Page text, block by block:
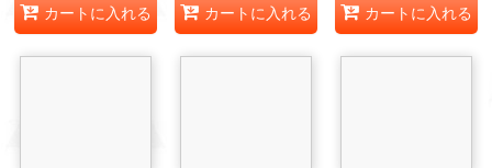
カートに入れる カートに入れる カートに入れる